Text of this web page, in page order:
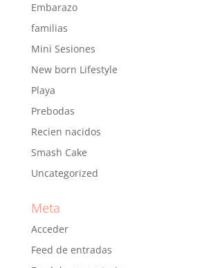
Embarazo
familias
Mini Sesiones
New born Lifestyle
Playa
Prebodas
Recien nacidos
Smash Cake
Uncategorized
Meta
Acceder
Feed de entradas